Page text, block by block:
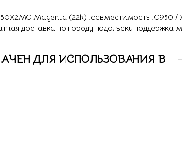
Magenta (22k) .совместимость .C950 /
доставка по городу подольску поддержка
ДЛЯ ИСПОЛЬЗОВАНИЯ В